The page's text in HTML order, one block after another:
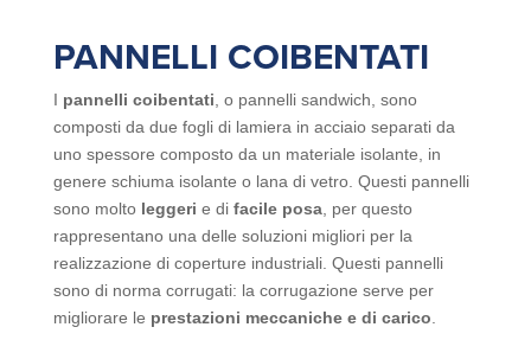
PANNELLI COIBENTATI
I pannelli coibentati , o pannelli sandwich, sono
composti da due fogli di lamiera in acciaio separati da
uno spessore composto da un materiale isolante, in
genere schiuma isolante o lana di vetro. Questi pannelli
sono molto leggeri e di facile posa, per questo
rappresentano una delle soluzioni migliori per la
realizzazione di coperture industriali. Questi pannelli
sono di norma corrugati: la corrugazione serve per
migliorare le prestazioni meccaniche e di carico